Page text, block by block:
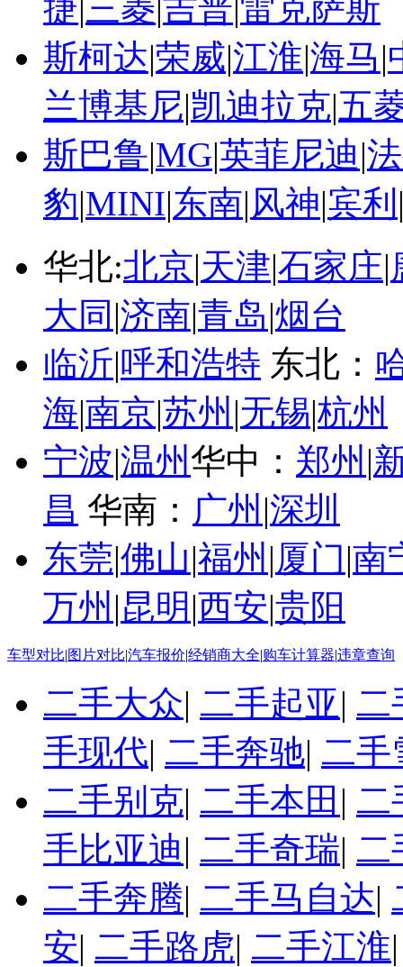
捷 三菱 吉普 雷克萨斯
斯柯达|荣威|江淮|海马|
兰博基尼|凯迪拉克|五
斯巴鲁|MG|英菲尼迪|
豹|MINI|东南|风神|宾利
华北:北京|天津|石家庄|
大同 |济南|青岛|烟台
临沂|呼和浩特 东北：
海|南京|苏州 |无锡|杭州
宁波|温州华中： 郑州 |
昌 华南： 广州 |深圳
东莞|佛山|福州 |厦门|南
万州 |昆明 |西安|贵阳
车型对比|图片对比|汽车报价|经销商大全|购车计算器|违章查询
二手大众| 二手起亚| 二
手现代| 二手奔驰| 二手
二手别克| 二手本田 | 二
手比亚迪| 二手奇瑞| 二
二手奔腾| 二手马自达|
安| 二手路虎| 二手江淮